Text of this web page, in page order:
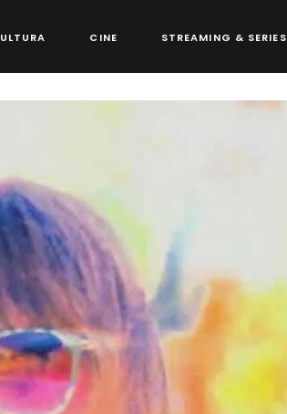
CINE STREAMING & SERIES